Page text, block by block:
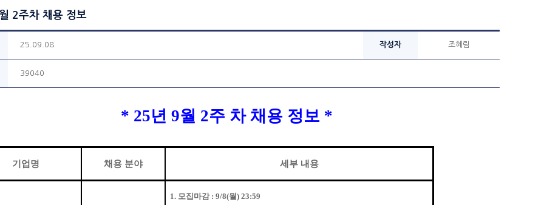
2주차 채용 정보
25.09.08 작성자 조혜림
39040
* 25년 9월 2주 차 채용 정보 *
기업명 채용 분야 세부 내용
1. 모집마감 : 9/8(월 ) 23:59